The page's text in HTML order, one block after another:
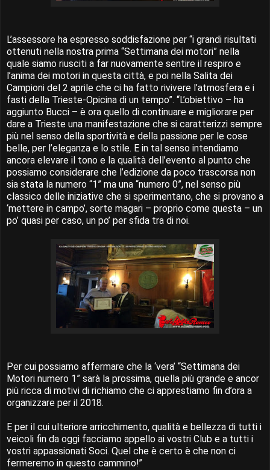
L’assessore ha espresso soddisfazione per “i grandi risultati
ottenuti nella nostra prima “Settimana dei motori” nella
quale siamo riusciti a far nuovamente sentire il respiro e
l’anima dei motori in questa città, e poi nella Salita dei
Campioni del 2 aprile che ci ha fatto rivivere l’atmosfera e i
fasti della Trieste-Opicina di un tempo”. “L’obiettivo – ha
aggiunto Bucci – è ora quello di continuare e migliorare per
dare a Trieste una manifestazione che si caratterizzi sempre
più nel senso della sportività e della passione per le cose
belle, per l’eleganza e lo stile. E in tal senso intendiamo
ancora elevare il tono e la qualità dell’evento al punto che
possiamo considerare che l’edizione da poco trascorsa non
sia stata la numero “1” ma una “numero 0”, nel senso più
classico delle iniziative che si sperimentano, che si provano a
‘mettere in campo’, sorte magari – proprio come questa – un
po’ quasi per caso, un po’ per sfida tra di noi.
Per cui possiamo affermare che la ‘vera’ “Settimana dei
Motori numero 1” sarà la prossima, quella più grande e ancor
più ricca di motivi di richiamo che ci apprestiamo fin d’ora a
organizzare per il 2018.
E per il cui ulteriore arricchimento, qualità e bellezza di tutti i
veicoli fin da oggi facciamo appello ai vostri Club e a tutti i
vostri appassionati Soci. Quel che è certo è che non ci
fermeremo in questo cammino!”